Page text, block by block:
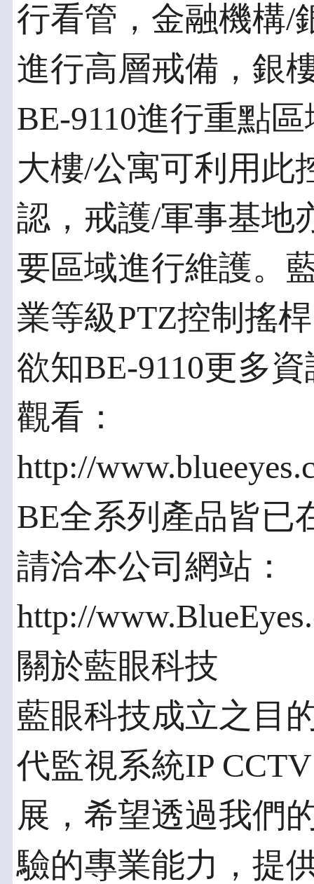
行看管，金融機構/
進行高層戒備，銀
BE-9110進行重點
大樓/公寓可利用此
認，戒護/軍事基地
要區域進行維護。
業等級PTZ控制搖
欲知BE-9110更多
觀看：
http://
BE全系列產品皆已
請洽本公司網站：
http://
關於藍眼科技
藍眼科技成立之目
代監視系統IP
展，希望透過我們
驗的專業能力，提